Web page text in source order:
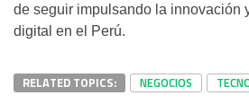
de seguir impulsando la innovación
digital en el Perú.
RELATED TOPICS: NEGOCIOS